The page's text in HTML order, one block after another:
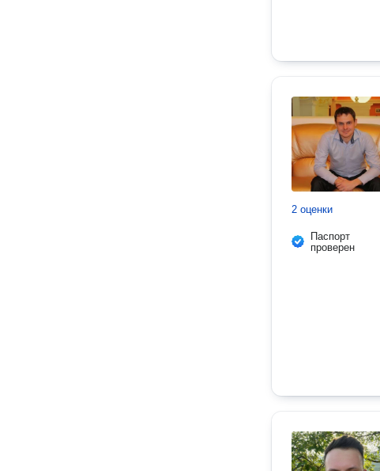
2 оценки
Паспорт
проверен